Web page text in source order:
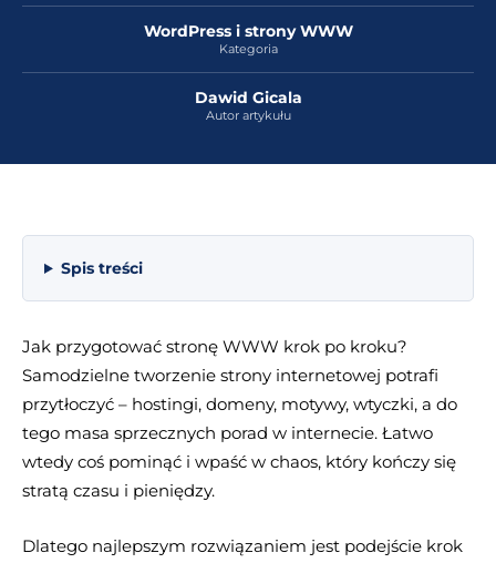
WordPress i strony WWW
Kategoria
Dawid Gicala
Autor artykułu
Spis treści
Jak przygotować stronę WWW krok po kroku?
Samodzielne tworzenie strony internetowej potrafi
przytłoczyć – hostingi, domeny, motywy, wtyczki, a do
tego masa sprzecznych porad w internecie. Łatwo
wtedy coś pominąć i wpaść w chaos, który kończy się
stratą czasu i pieniędzy.
Dlatego najlepszym rozwiązaniem jest podejście krok